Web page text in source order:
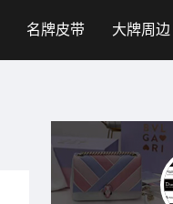
名牌皮带 大牌周边